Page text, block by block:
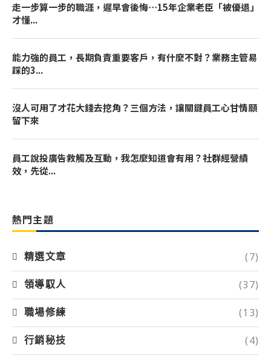
走一步算一步的職涯，遲早會後悔⋯15年企業老臣「被優退」
才懂...
能力強的員工，長期負責重要客戶，有什麼不對？業務主管易
踩的3...
沒人可用了才花大錢去挖角？三個方法，讓關鍵員工心甘情願
留下來
員工說投廣告救觸及互動，我怎麼知道會有用？社群經營績
效，先從...
熱門主題
精選文章 (7)
領導馭人 (37)
職場修練 (13)
行銷秘技 (4)